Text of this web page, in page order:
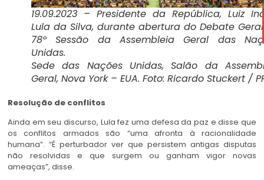
19.09.2023 – Presidente da República, Luiz
Lula da Silva, durante abertura do Debate
78º Sessão da Assembleia Geral das
Unidas.
Sede das Nações Unidas, Salão da
Geral, Nova York – EUA. Foto: Ricardo Stuckert /
Resolução de conflitos
Ainda em seu discurso, Lula fez uma defesa da paz e disse que
os conflitos armados são “uma afronta à racionalidade
humana”. “É perturbador ver que persistem antigas disputas
não resolvidas e que surgem ou ganham vigor novas
ameaças”, disse.